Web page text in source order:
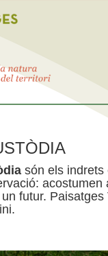
són els indrets
futur.